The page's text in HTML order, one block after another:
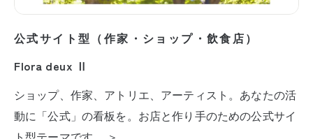
公式サイト型（作家・ショップ・飲食店）
Flora deux Ⅱ
ショップ、作家、アトリエ、アーティスト。あなたの活
動に「公式」の看板を。お店と作り手のための公式サイ